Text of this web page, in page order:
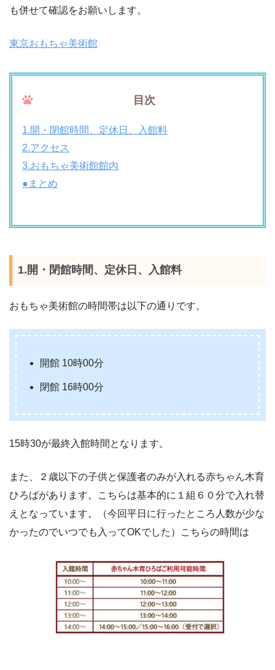
も併せて確認をお願いします。
東京おもちゃ美術館
目次
1.開・閉館時間、定休日、入館料
2.アクセス
3.おもちゃ美術館館内
●まとめ
1.開・閉館時間、定休日、入館料
おもちゃ美術館の時間帯は以下の通りです。
開館 10時00分
閉館 16時00分
15時30が最終入館時間となります。
また、２歳以下の子供と保護者のみが入れる赤ちゃん木育
ひろばがあります。こちらは基本的に１組６０分で入れ替
えとなっています。（今回平日に行ったところ人数が少な
かったのでいつでも入ってOKでした）こちらの時間は